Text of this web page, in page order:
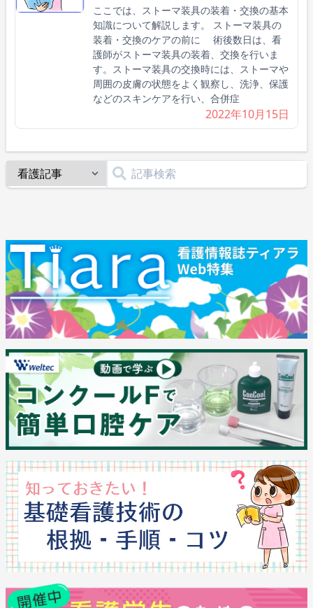
ここでは、ストーマ装具の装着・交換の基本
知識について解説します。 ストーマ装具の
装着・交換のケアの前に 術後数日は、看
護師がストーマ装具の装着、交換を行いま
す。ストーマ装具の交換時には、ストーマや
周囲の皮膚の状態をよく観察し、洗浄、保護
などのスキンケアを行い、合併症
2022年10月15日